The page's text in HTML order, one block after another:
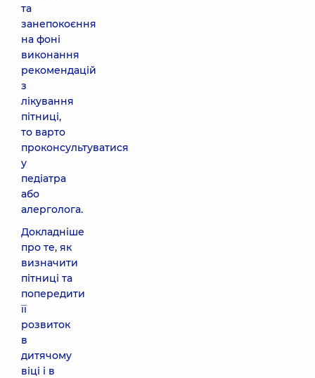
та
занепокоєння
на фоні
виконання
рекомендацій
з
лікування
пітниці,
то варто
проконсультуватися
у
педіатра
або
алерголога.
Докладніше
про те, як
визначити
пітниці та
попередити
її
розвиток
в
дитячому
віці і в